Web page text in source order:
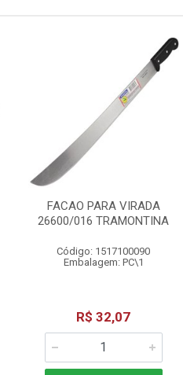
FACAO PARA VIRADA
26600/016 TRAMONTINA
Código: 1517100090
Embalagem: PC\1
R$ 32,07